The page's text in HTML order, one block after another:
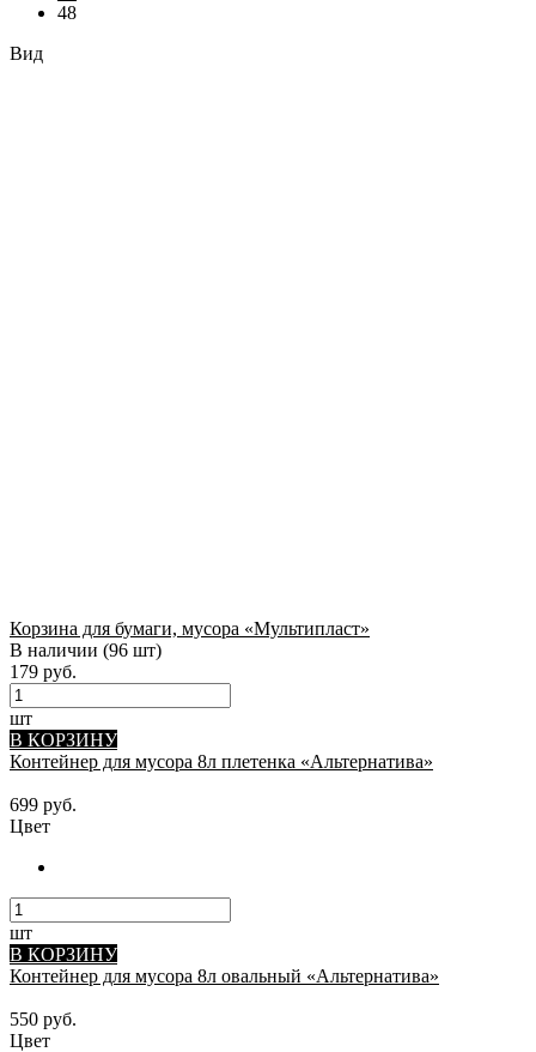
48
Вид
Корзина для бумаги, мусора «Мультипласт»
В наличии (96 шт)
179 руб.
шт
В КОРЗИНУ
Контейнер для мусора 8л плетенка «Альтернатива»
699 руб.
Цвет
шт
В КОРЗИНУ
Контейнер для мусора 8л овальный «Альтернатива»
550 руб.
Цвет